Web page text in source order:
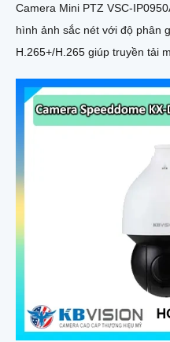
Camera Mini PTZ VSC-
hình ảnh sắc nét với độ phân
H.265+/H.265 giúp truyền tải